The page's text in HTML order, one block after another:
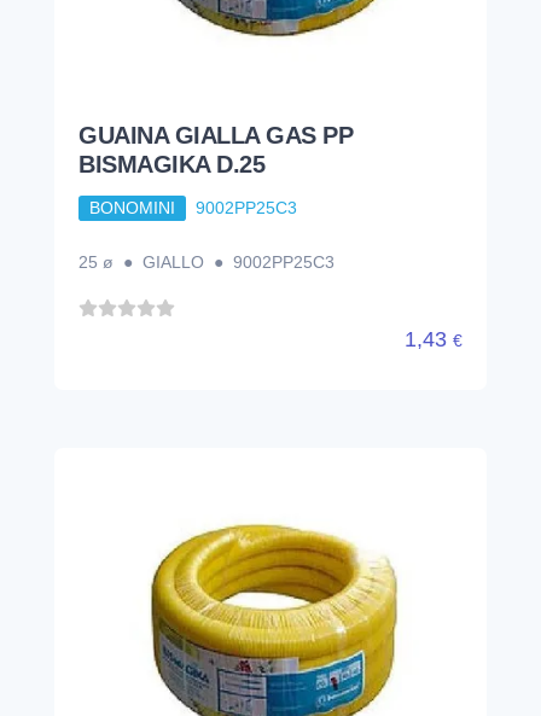
GUAINA GIALLA GAS PP
BISMAGIKA D.25
BONOMINI 9002PP25C3
25 ø ● GIALLO ● 9002PP25C3
1,43 €